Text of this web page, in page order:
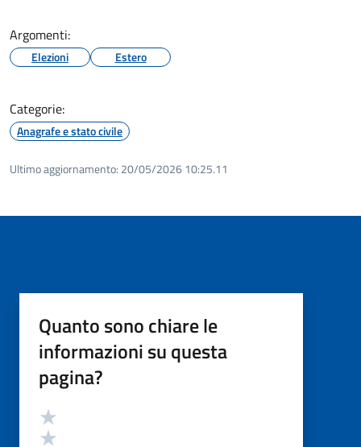
Argomenti:
Elezioni Estero
Categorie:
Anagrafe e stato civile
Ultimo aggiornamento: 20/05/2026 10:25.11
Quanto sono chiare le
informazioni su questa
pagina?
Valutazione